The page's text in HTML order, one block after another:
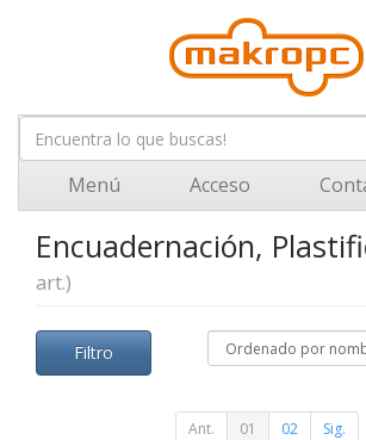
Menú Acceso
Encuadernación,
art.)
Filtro
Ant. 01 02 Sig.